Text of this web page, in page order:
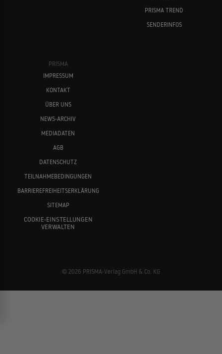
PRISMA TREND
SENDERINFOS
PRISMA
IMPRESSUM
KONTAKT
ÜBER UNS
NEWS-ARCHIV
MEDIADATEN
AGB
DATENSCHUTZ
TEILNAHMEBEDINGUNGEN
BARRIEREFREIHEITSERKLÄRUNG
SITEMAP
COOKIE-EINSTELLUNGEN
VERWALTEN
© 2026 PRISMA-Verlag GmbH & Co. KG